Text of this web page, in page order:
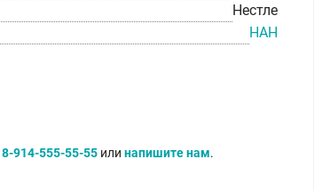
Нестле
НАН
8-914-555-55-55 или напишите нам.